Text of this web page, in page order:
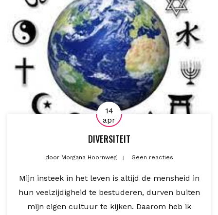
14
apr
DIVERSITEIT
doorMorgana Hoornweg Geen reacties
Mijn insteek in het leven is altijd de mensheid in
hun veelzijdigheid te bestuderen, durven buiten
mijn eigen cultuur te kijken. Daarom heb ik